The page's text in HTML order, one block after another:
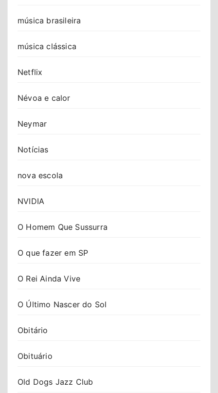
música brasileira
música clássica
Netflix
Névoa e calor
Neymar
Notícias
nova escola
NVIDIA
O Homem Que Sussurra
O que fazer em SP
O Rei Ainda Vive
O Último Nascer do Sol
Obitário
Obituário
Old Dogs Jazz Club